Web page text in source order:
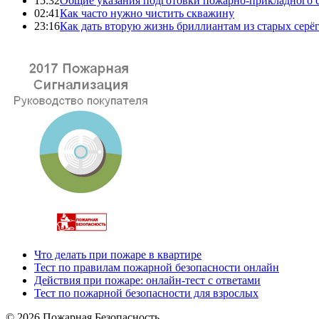
02:41Как часто нужно чистить скважину
23:16Как дать вторую жизнь бриллиантам из старых серёг
Что делать при пожаре в квартире
Тест по правилам пожарной безопасности онлайн
Действия при пожаре: онлайн-тест с ответами
Тест по пожарной безопасности для взрослых